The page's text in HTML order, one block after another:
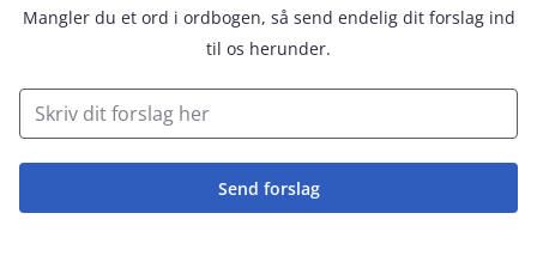
Mangler du et ord i ordbogen, så send endelig dit forslag ind
til os herunder.